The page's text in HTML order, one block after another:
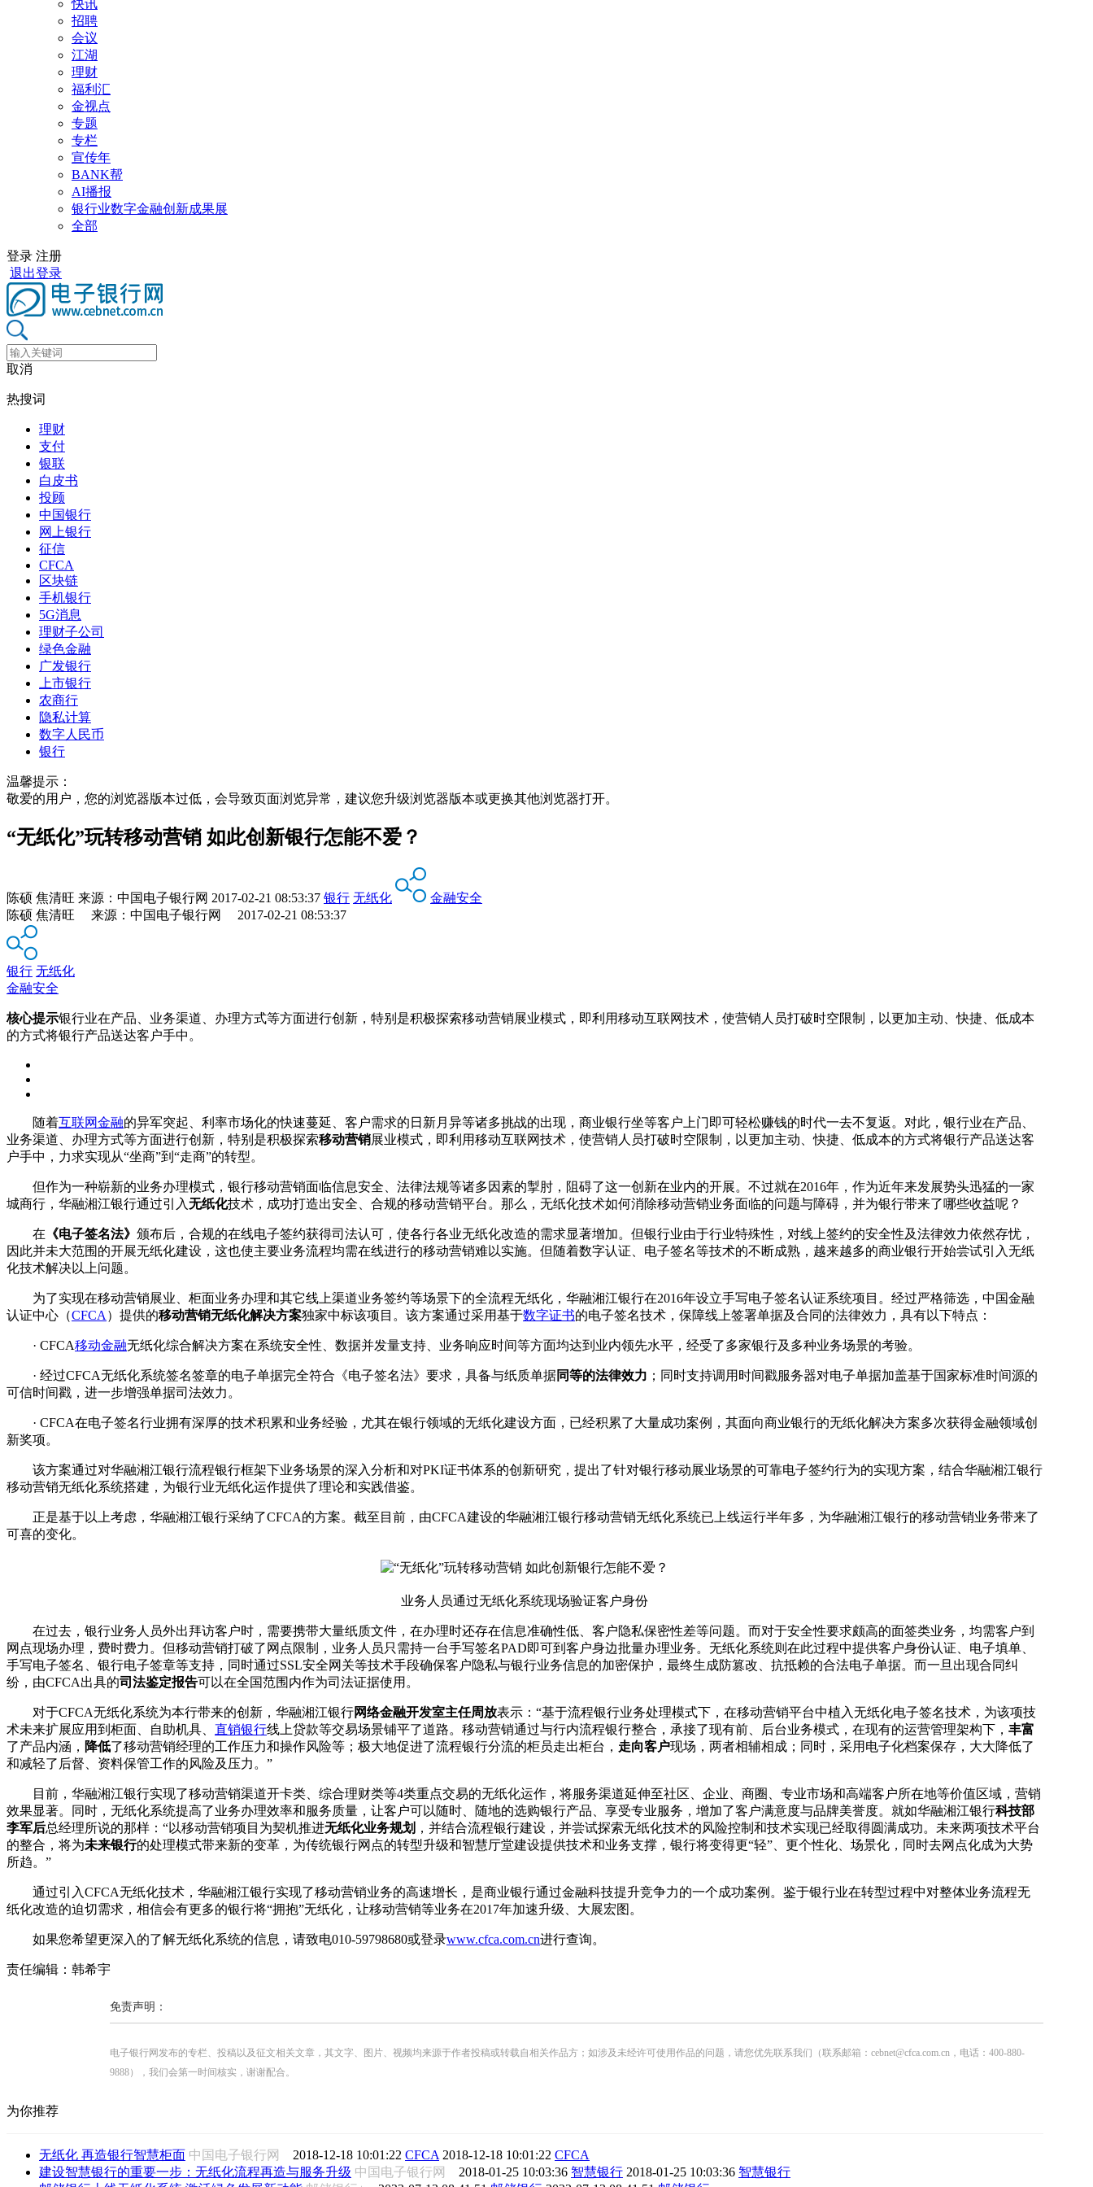
快讯
招聘
会议
江湖
理财
福利汇
金视点
专题
专栏
宣传年
BANK帮
AI播报
银行业数字金融创新成果展
全部
登录 注册
退出登录
取消
热搜词
理财
支付
银联
白皮书
投顾
中国银行
网上银行
征信
CFCA
区块链
手机银行
5G消息
理财子公司
绿色金融
广发银行
上市银行
农商行
隐私计算
数字人民币
银行
温馨提示：
敬爱的用户，您的浏览器版本过低，会导致页面浏览异常，建议您升级浏览器版本或更换其他浏览器打开。
“无纸化”玩转移动营销 如此创新银行怎能不爱？
陈硕 焦清旺 来源： 中国电子银行网 2017-02-21 08:53:37 银行 无纸化
金融安全
陈硕 焦清旺 来源：中国电子银行网 2017-02-21 08:53:37
银行 无纸化
金融安全
核心提示银行业在产品、业务渠道、办理方式等方面进行创新，特别是积极探索移动营销展业模式，即利用移动互联网技术，使营销人员打破时空限制，以更加主动、快捷、低成本
的方式将银行产品送达客户手中。
随着互联网金融的异军突起、利率市场化的快速蔓延、客户需求的日新月异等诸多挑战的出现，商业银行坐等客户上门即可轻松赚钱的时代一去不复返。对此，银行业在产品、
业务渠道、办理方式等方面进行创新，特别是积极探索移动营销展业模式，即利用移动互联网技术，使营销人员打破时空限制，以更加主动、快捷、低成本的方式将银行产品送达客
户手中，力求实现从“坐商”到“走商”的转型。
但作为一种崭新的业务办理模式，银行移动营销面临信息安全、法律法规等诸多因素的掣肘，阻碍了这一创新在业内的开展。不过就在2016年，作为近年来发展势头迅猛的一家
城商行，华融湘江银行通过引入无纸化技术，成功打造出安全、合规的移动营销平台。那么，无纸化技术如何消除移动营销业务面临的问题与障碍，并为银行带来了哪些收益呢？
在 《电子签名法》 颁布后，合规的在线电子签约获得司法认可，使各行各业无纸化改造的需求显著增加。但银行业由于行业特殊性，对线上签约的安全性及法律效力依然存忧，
因此并未大范围的开展无纸化建设，这也使主要业务流程均需在线进行的移动营销难以实施。但随着数字认证、电子签名等技术的不断成熟，越来越多的商业银行开始尝试引入无纸
化技术解决以上问题。
为了实现在移动营销展业、柜面业务办理和其它线上渠道业务签约等场景下的全流程无纸化，华融湘江银行在2016年设立手写电子签名认证系统项目。经过严格筛选，中国金融
认证中心（CFCA ）提供的移动营销无纸化解决方案独家中标该项目。该方案通过采用基于数字证书的电子签名技术，保障线上签署单据及合同的法律效力，具有以下特点：
· CFCA移动金融无纸化综合解决方案在系统安全性、数据并发量支持、业务响应时间等方面均达到业内领先水平，经受了多家银行及多种业务场景的考验。
· 经过CFCA无纸化系统签名签章的电子单据完全符合《电子签名法》要求，具备与纸质单据同等的法律效力 ；同时支持调用时间戳服务器对电子单据加盖基于国家标准时间源的
可信时间戳，进一步增强单据司法效力。
· CFCA在电子签名行业拥有深厚的技术积累和业务经验，尤其在银行领域的无纸化建设方面，已经积累了大量成功案例，其面向商业银行的无纸化解决方案多次获得金融领域创
新奖项。
该方案通过对华融湘江银行流程银行框架下业务场景的深入分析和对PKI证书体系的创新研究，提出了针对银行移动展业场景的可靠电子签约行为的实现方案，结合华融湘江银行
移动营销无纸化系统搭建，为银行业无纸化运作提供了理论和实践借鉴。
正是基于以上考虑，华融湘江银行采纳了CFCA的方案。截至目前，由CFCA建设的华融湘江银行移动营销无纸化系统已上线运行半年多，为华融湘江银行的移动营销业务带来了
可喜的变化。
业务人员通过无纸化系统现场验证客户身份
在过去，银行业务人员外出拜访客户时，需要携带大量纸质文件，在办理时还存在信息准确性低、客户隐私保密性差等问题。而对于安全性要求颇高的面签类业务，均需客户到
网点现场办理，费时费力。但移动营销打破了网点限制，业务人员只需持一台手写签名PAD即可到客户身边批量办理业务。无纸化系统则在此过程中提供客户身份认证、电子填单、
手写电子签名、银行电子签章等支持，同时通过SSL安全网关等技术手段确保客户隐私与银行业务信息的加密保护，最终生成防篡改、抗抵赖的合法电子单据。而一旦出现合同纠
纷，由CFCA出具的司法鉴定报告可以在全国范围内作为司法证据使用。
对于CFCA无纸化系统为本行带来的创新，华融湘江银行网络金融开发室主任周放表示：“基于流程银行业务处理模式下，在移动营销平台中植入无纸化电子签名技术，为该项技
术未来扩展应用到柜面、自助机具、 直销银行线上贷款等交易场景铺平了道路。移动营销通过与行内流程银行整合，承接了现有前、后台业务模式，在现有的运营管理架构下， 丰富
了产品内涵， 降低了移动营销经理的工作压力和操作风险等；极大地促进了流程银行分流的柜员走出柜台， 走向客户现场，两者相辅相成；同时，采用电子化档案保存，大大降低了
和减轻了后督、资料保管工作的风险及压力。”
目前，华融湘江银行实现了移动营销渠道开卡类、综合理财类等4类重点交易的无纸化运作，将服务渠道延伸至社区、企业、商圈、专业市场和高端客户所在地等价值区域，营销
效果显著。同时，无纸化系统提高了业务办理效率和服务质量，让客户可以随时、随地的选购银行产品、享受专业服务，增加了客户满意度与品牌美誉度。就如华融湘江银行科技部
李军后总经理所说的那样：“以移动营销项目为契机推进无纸化业务规划 ，并结合流程银行建设，并尝试探索无纸化技术的风险控制和技术实现已经取得圆满成功。未来两项技术平台
的整合，将为未来银行的处理模式带来新的变革，为传统银行网点的转型升级和智慧厅堂建设提供技术和业务支撑，银行将变得更“轻”、更个性化、场景化，同时去网点化成为大势
所趋。”
通过引入CFCA无纸化技术，华融湘江银行实现了移动营销业务的高速增长，是商业银行通过金融科技提升竞争力的一个成功案例。鉴于银行业在转型过程中对整体业务流程无
纸化改造的迫切需求，相信会有更多的银行将“拥抱”无纸化，让移动营销等业务在2017年加速升级、大展宏图。
如果您希望更深入的了解无纸化系统的信息，请致电010-59798680或登录www.cfca.com.cn进行查询。
责任编辑：韩希宇
免责声明：
电子银行网发布的专栏、投稿以及征文相关文章，其文字、图片、视频均来源于作者投稿或转载自相关作品方；如涉及未经许可使用作品的问题，请您优先联系我们（联系邮箱：cebnet@cfca.com.cn，电话：400-880-
9888），我们会第一时间核实，谢谢配合。
为你推荐
无纸化 再造银行智慧柜面 中国电子银行网 2018-12-18 10:01:22 CFCA 2018-12-18 10:01:22 CFCA
建设智慧银行的重要一步：无纸化流程再造与服务升级 中国电子银行网 2018-01-25 10:03:36 智慧银行 2018-01-25 10:03:36 智慧银行